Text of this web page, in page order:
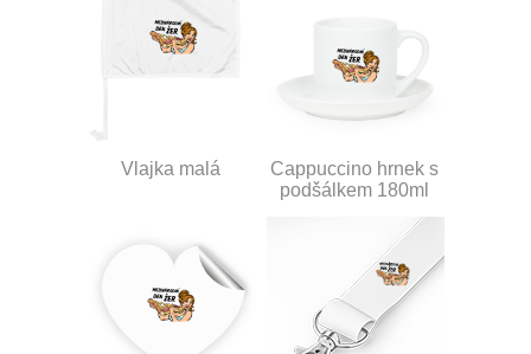
Vlajka malá
Cappuccino hrnek s
podšálkem 180ml